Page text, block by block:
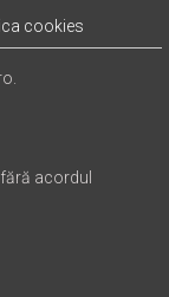
cookies
acordul